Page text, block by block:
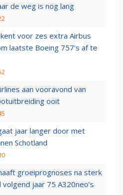
de weg is nog lang
voor zes extra Airbus
laatste Boeing 757's af te
aan vooravond van
ooit
jaar langer door met
Schotland
groeiprognoses na sterk
volgend jaar 75 A320neo’s